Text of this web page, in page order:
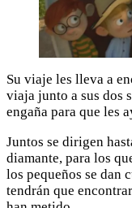
Su viaje les lleva a
viaja junto a sus dos
engaña para que les
Juntos se dirigen
diamante, para los
los pequeños se dan
tendrán que